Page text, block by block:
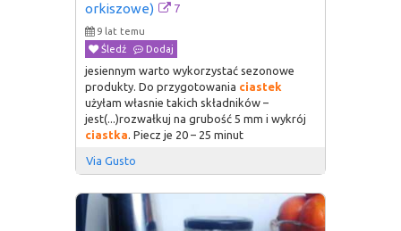
orkiszowe)
7
9 lat temu
Śledź
Dodaj
jesiennym warto wykorzystać sezonowe
produkty. Do przygotowania ciastek
użyłam własnie takich składników –
jest(...)rozwałkuj na grubość 5 mm i wykrój
ciastka . Piecz je 20 – 25 minut
Via Gusto